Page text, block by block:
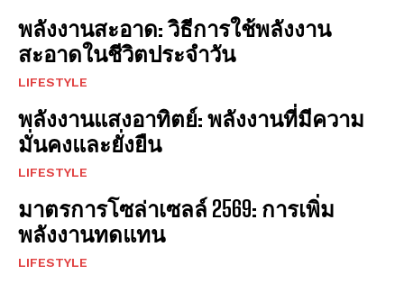
พลังงานสะอาด: วิธีการใช้พลังงาน
สะอาดในชีวิตประจำวัน
LIFESTYLE
พลังงานแสงอาทิตย์: พลังงานที่มีความ
มั่นคงและยั่งยืน
LIFESTYLE
มาตรการโซล่าเซลล์ 2569: การเพิ่ม
พลังงานทดแทน
LIFESTYLE